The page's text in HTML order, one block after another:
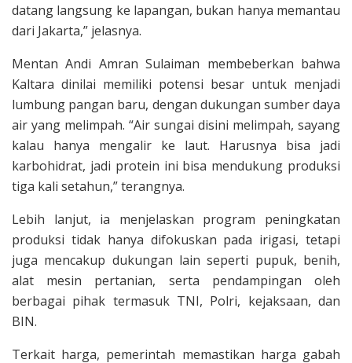
datang langsung ke lapangan, bukan hanya memantau
dari Jakarta,” jelasnya.
Mentan Andi Amran Sulaiman membeberkan bahwa
Kaltara dinilai memiliki potensi besar untuk menjadi
lumbung pangan baru, dengan dukungan sumber daya
air yang melimpah. “Air sungai disini melimpah, sayang
kalau hanya mengalir ke laut. Harusnya bisa jadi
karbohidrat, jadi protein ini bisa mendukung produksi
tiga kali setahun,” terangnya.
Lebih lanjut, ia menjelaskan program peningkatan
produksi tidak hanya difokuskan pada irigasi, tetapi
juga mencakup dukungan lain seperti pupuk, benih,
alat mesin pertanian, serta pendampingan oleh
berbagai pihak termasuk TNI, Polri, kejaksaan, dan
BIN.
Terkait harga, pemerintah memastikan harga gabah